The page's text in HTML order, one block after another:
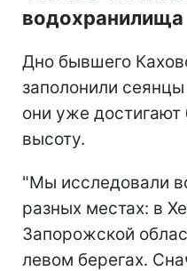
водохранилища
Дно бывшего
заполонили
они уже
высоту.
"Мы исследовали
разных местах: в
Запорожской
левом берегах.